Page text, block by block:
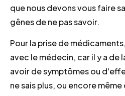
que nous devons vous faire
gênes de ne pas savoir.
Pour la prise de
avec le médecin, car il y a de
avoir de symptômes ou
ne sais plus, ou encore